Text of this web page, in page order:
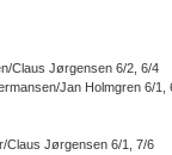
Claus Jørgensen 6/2, 6/4
Jan Holmgren 6/1,
Claus Jørgensen 6/1, 7/6